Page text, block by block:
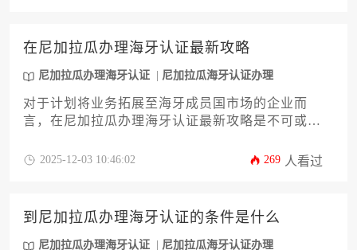
别、国内公证与外交部门认证，到尼加拉瓜境内的
最终确认步骤，提供一份详尽的实操指南。掌握正
确的尼加拉瓜办理海牙认证流程，能帮助企业有效
在尼加拉瓜办理海牙认证最新攻略
尼加拉瓜办理海牙认证 尼加拉瓜海牙认证办理
对于计划将业务拓展至海牙成员国市场的企业而
言，在尼加拉瓜办理海牙认证最新攻略是不可或缺
证流程到最终提交认证的全链条操作细节，帮助企
2025-12-03 10:46:02 269 人看过
到尼加拉瓜办理海牙认证的条件是什么
尼加拉瓜办理海牙认证 尼加拉瓜海牙认证办理